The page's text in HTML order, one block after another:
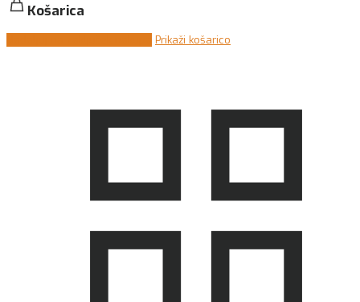
Košarica
Prikaži košarico